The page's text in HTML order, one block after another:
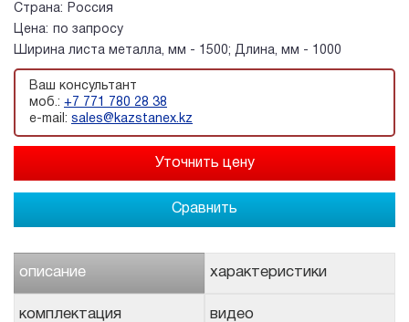
Страна:
Россия
Цена:
по запросу
Ширина листа металла, мм - 1500; Длина, мм - 1000
Ваш консультант
моб.: +7 771 780 28 38
e-mail: sales@kazstanex.kz
Сравнить
описание характеристики
комплектация видео